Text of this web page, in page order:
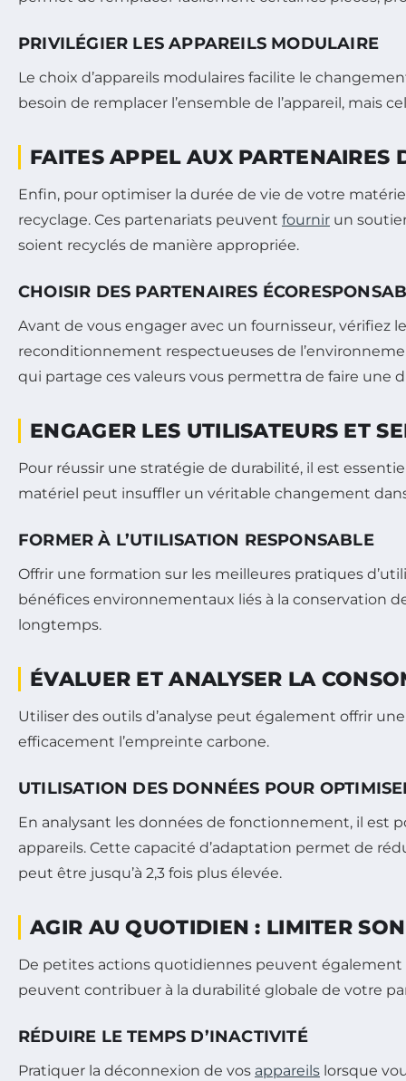
PRIVILÉGIER LES APPAREILS MODULAIRE
Le choix d’appareils modulaires facilite le
besoin de remplacer l’ensemble de l’appareil,
FAITES APPEL AUX PARTENAIRES
Enfin, pour optimiser la durée de vie de votre
recyclage. Ces partenariats peuvent fournir un
soient recyclés de manière appropriée.
CHOISIR DES PARTENAIRES
Avant de vous engager avec un fournisseur,
reconditionnement respectueuses de
qui partage ces valeurs vous permettra de faire une
ENGAGER LES UTILISATEURS ET
Pour réussir une stratégie de durabilité, il est
matériel peut insuffler un véritable changement
FORMER À L’UTILISATION RESPONSABLE
Offrir une formation sur les meilleures pratiques
bénéfices environnementaux liés à la conservation
longtemps.
ÉVALUER ET ANALYSER LA
Utiliser des outils d’analyse peut également offrir
efficacement l’empreinte carbone.
UTILISATION DES DONNÉES POUR
En analysant les données de fonctionnement, il est
appareils. Cette capacité d’adaptation permet de
peut être jusqu’à 2,3 fois plus élevée.
AGIR AU QUOTIDIEN : LIMITER
De petites actions quotidiennes peuvent
peuvent contribuer à la durabilité globale de votre
RÉDUIRE LE TEMPS D’INACTIVITÉ
Pratiquer la déconnexion de vos appareils lorsque